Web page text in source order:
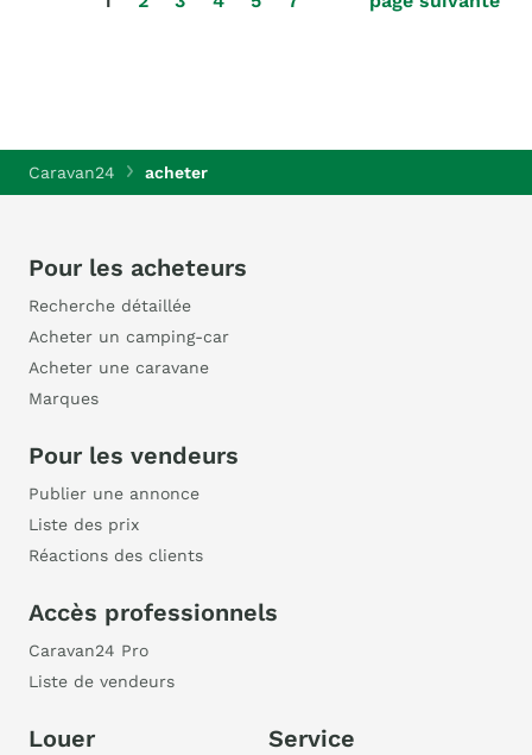
Caravan24 acheter
Pour les acheteurs
Recherche détaillée
Acheter un camping-car
Acheter une caravane
Marques
Pour les vendeurs
Publier une annonce
Liste des prix
Réactions des clients
Accès professionnels
Caravan24 Pro
Liste de vendeurs
Louer Service